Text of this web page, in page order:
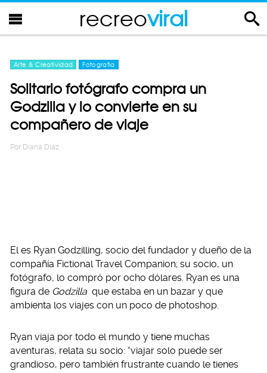
recreoviral
Arte & Creatividad Fotografia
Solitario fotógrafo compra un
Godzilla y lo convierte en su
compañero de viaje
Por Diana Diaz
El es Ryan Godzilling, socio del fundador y dueño de la
compañía Fictional Travel Companion; su socio, un
fotógrafo, lo compró por ocho dólares. Ryan es una
figura de Godzilla que estaba en un bazar y que
ambienta los viajes con un poco de photoshop.
Ryan viaja por todo el mundo y tiene muchas
aventuras, relata su socio: “viajar solo puede ser
grandioso, pero también frustrante cuando le tienes